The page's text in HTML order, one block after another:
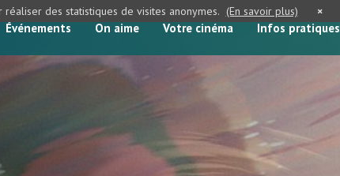
Événements On aime Votre cinéma Infos pratiques
des statistiques de visites anonymes. (En savoir plus) ×